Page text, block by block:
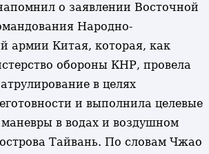
о заявлении Восточной
Народно-
армии Китая, которая, как
обороны КНР, провела
в целях
и выполнила целевые
в водах и воздушном
Тайвань. По словам Чжао